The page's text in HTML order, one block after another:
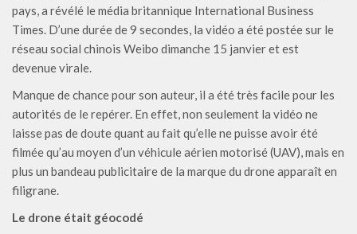
pays, a révélé le média britannique International Business
Times. D’une durée de 9 secondes, la vidéo a été postée sur le
réseau social chinois Weibo dimanche 15 janvier et est
devenue virale.
Manque de chance pour son auteur, il a été très facile pour les
autorités de le repérer. En effet, non seulement la vidéo ne
laisse pas de doute quant au fait qu’elle ne puisse avoir été
filmée qu’au moyen d’un véhicule aérien motorisé (UAV), mais en
plus un bandeau publicitaire de la marque du drone apparaît en
filigrane.
Le drone était géocodé